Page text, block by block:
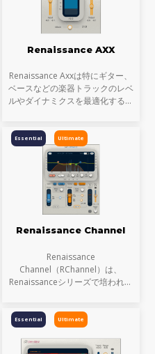
Renaissance AXX
Renaissance Axxは特にギター、
ベースなどの楽器トラックのレベ
ルやダイナミクスを最適化するの
ッター機能が内蔵されていますの
で、デジタルクリップが
Ultimate
Essential
Renaissance Channel
Renaissance
Channel（RChannel）は、
Renaissanceシリーズで培われた
ゲートのプロセッシングを、1つ
ャンネルストリッ
Ultimate
Essential